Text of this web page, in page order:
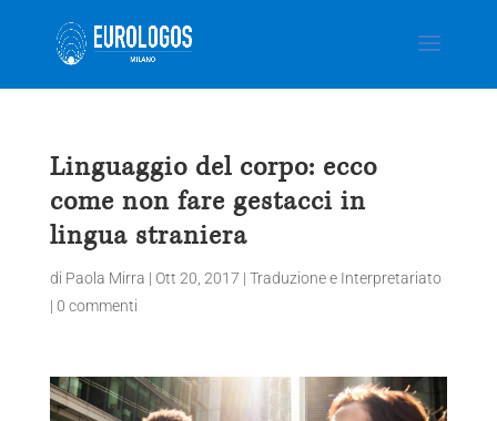
Linguaggio del corpo: ecco
come non fare gestacci in
lingua straniera
di Paola Mirra | Ott 20, 2017 | Traduzione e Interpretariato
| 0 commenti